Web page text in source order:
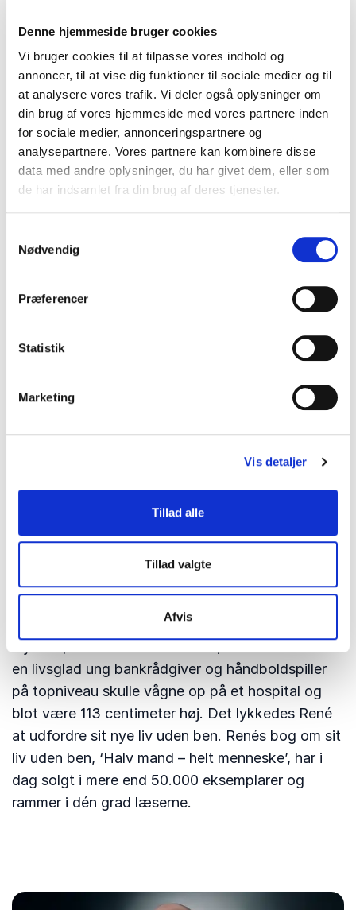
Denne hjemmeside bruger cookies
Vi bruger cookies til at tilpasse vores indhold og
annoncer, til at vise dig funktioner til sociale medier og til
at analysere vores trafik. Vi deler også oplysninger om
din brug af vores hjemmeside med vores partnere inden
for sociale medier, annonceringspartnere og
analysepartnere. Vores partnere kan kombinere disse
data med andre oplysninger, du har givet dem, eller som
de har indsamlet fra din brug af deres tjenester.
Nødvendig
Præferencer
Statistik
Marketing
Vis detaljer
Tillad alle
Tillad valgte
Afvis
lykken kan ligge, og hvordan man kan prioritere i
livet. En gribende og meget personlig fortælling,
som sætter sig spor hos sine læsere.
René Nielsen
Den 21. april 1991 mistede René Nielsen begge
sine ben i en togulykke. I dag, mange år efter
ulykken, aner René fortsat ikke, hvorfor han som
en livsglad ung bankrådgiver og håndboldspiller
på topniveau skulle vågne op på et hospital og
blot være 113 centimeter høj. Det lykkedes René
at udfordre sit nye liv uden ben. Renés bog om sit
liv uden ben, ‘Halv mand – helt menneske’, har i
dag solgt i mere end 50.000 eksemplarer og
rammer i dén grad læserne.